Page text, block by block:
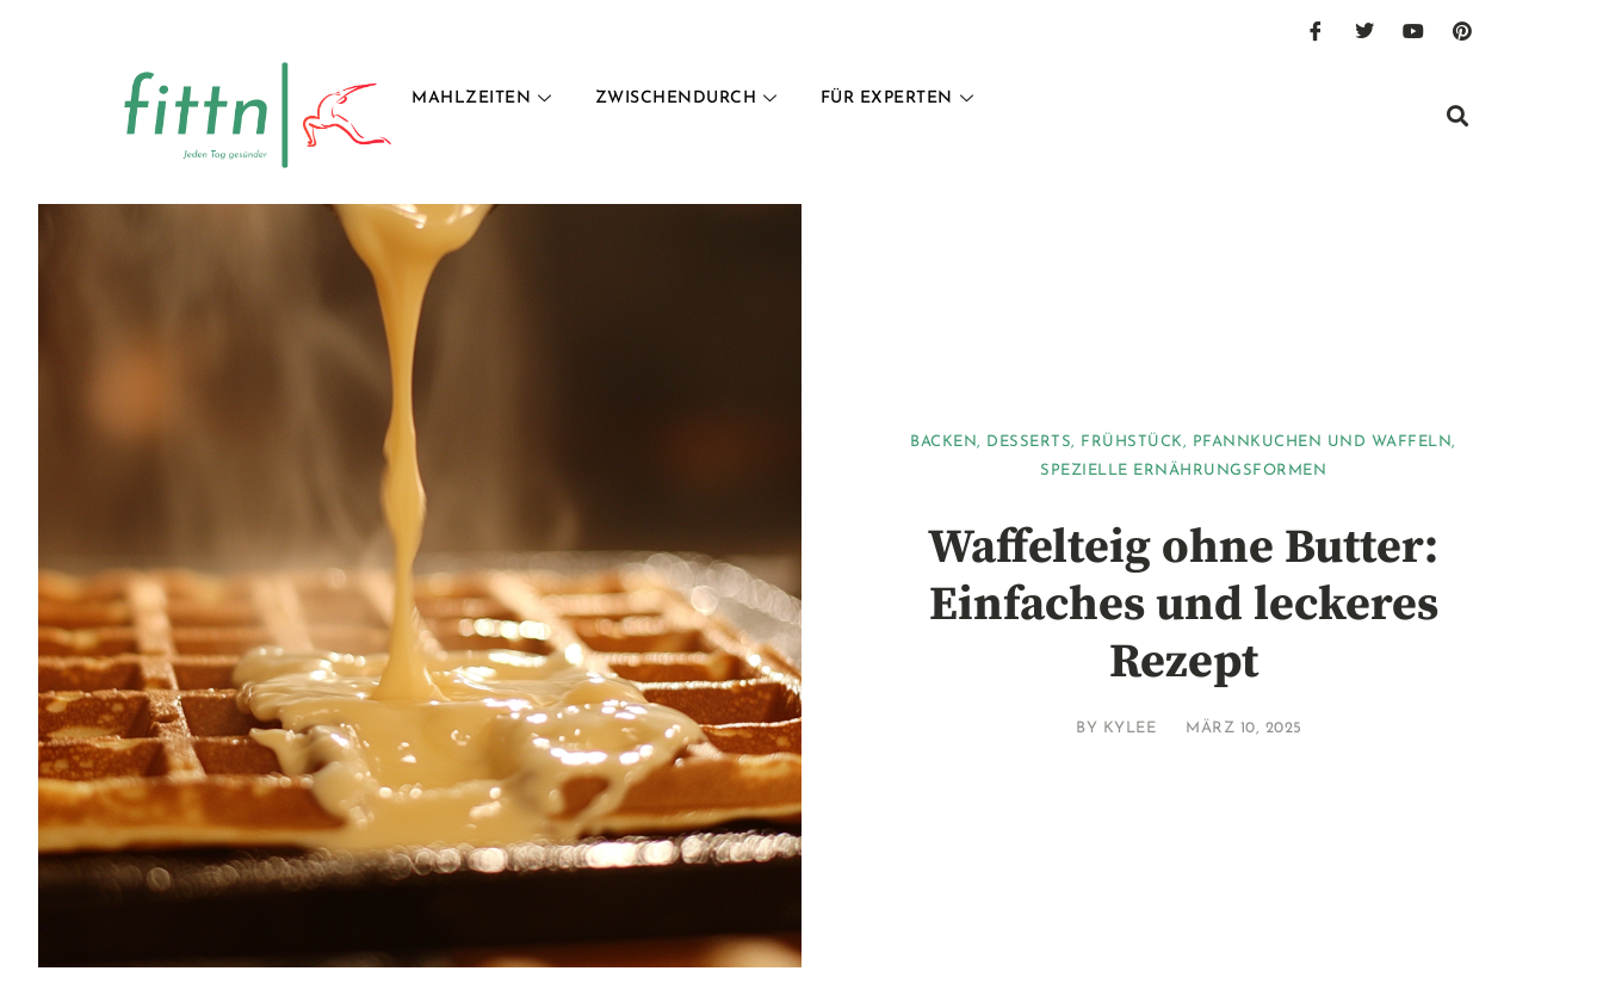
MAHLZEITEN ZWISCHENDURCH FÜR EXPERTEN
BACKEN, DESSERTS, FRÜHSTÜCK, PFANNKUCHEN UND WAFFELN,
SPEZIELLE ERNÄHRUNGSFORMEN
Waffelteig ohne Butter:
Einfaches und leckeres
Rezept
BY KYLEE MÄRZ 10, 2025